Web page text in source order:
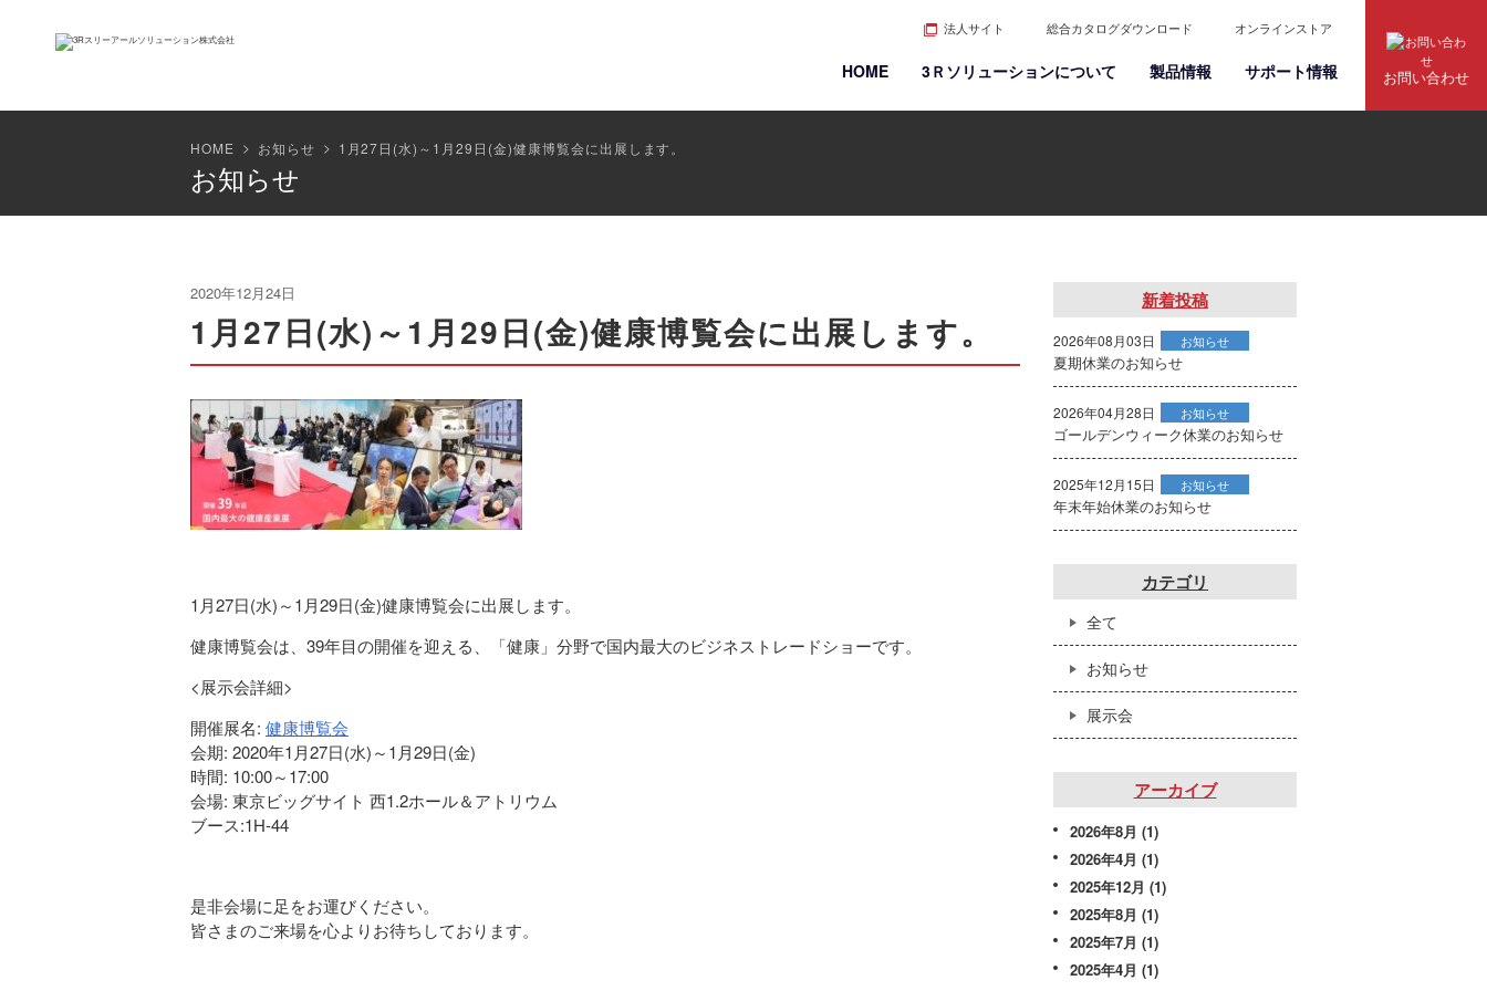
法人サイト 総合カタログダウンロード オンラインストア
HOME 3Ｒソリューションについて 製品情報 サポート情報 お問い合わせ
HOME お知らせ 1月27日(水)～1月29日(金)健康博覧会に出展します。
お知らせ
2020年12月24日
1月27日(水)～1月29日(金)健康博覧会に出展します。
1月27日(水)～1月29日(金)健康博覧会に出展します。
健康博覧会は、39年目の開催を迎える、「健康」分野で国内最大のビジネストレードショーです。
<展示会詳細>
開催展名: 健康博覧会
会期: 2020年1月27日(水)～1月29日(金)
時間: 10:00～17:00
会場: 東京ビッグサイト 西1.2ホール＆アトリウム
ブース:1H-44
是非会場に足をお運びください。
皆さまのご来場を心よりお待ちしております。
新着投稿
2026年08月03日 お知らせ
夏期休業のお知らせ
2026年04月28日 お知らせ
ゴールデンウィーク休業のお知らせ
2025年12月15日 お知らせ
年末年始休業のお知らせ
カテゴリ
全て
お知らせ
展示会
アーカイブ
2026年8月 (1)
2026年4月 (1)
2025年12月 (1)
2025年8月 (1)
2025年7月 (1)
2025年4月 (1)